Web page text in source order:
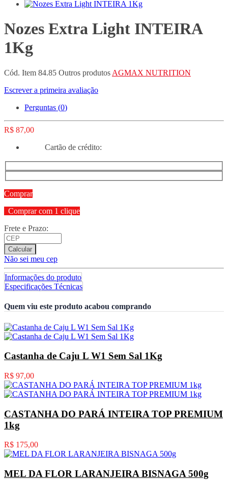
Nozes Extra Light INTEIRA
1Kg
Cód. Item 84.85 Outros produtos AGMAX NUTRITION
Escrever a primeira avaliação
Perguntas (0)
R$ 87,00
Cartão de crédito:
Comprar
Comprar com 1 clique
Frete e Prazo:
Calcular
Não sei meu cep
Informações do produto
Especificações Técnicas
Quem viu este produto acabou comprando
Castanha de Caju L W1 Sem Sal 1Kg
R$ 97,00
CASTANHA DO PARÁ INTEIRA TOP PREMIUM
1kg
R$ 175,00
MEL DA FLOR LARANJEIRA BISNAGA 500g